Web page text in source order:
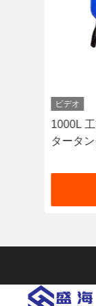
ビデオ
1000L
タータ